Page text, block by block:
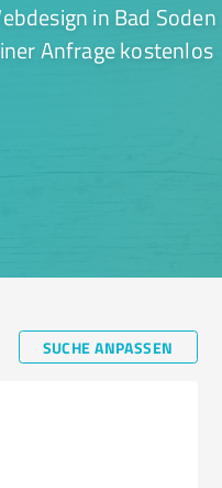
in Bad Soden
Anfrage kostenlos
SUCHE ANPASSEN